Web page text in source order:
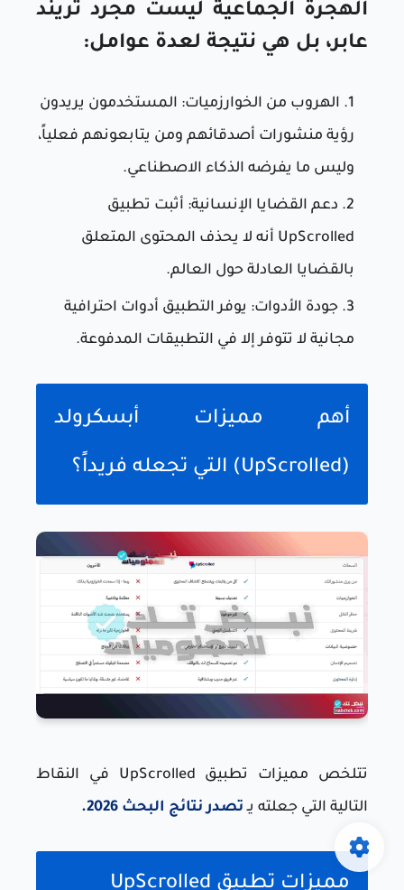
الهجرة الجماعية ليست مجرد تريند
عابر، بل هي نتيجة لعدة عوامل:
الهروب من الخوارزميات: المستخدمون يريدون
رؤية منشورات أصدقائهم ومن يتابعونهم فعلياً،
وليس ما يفرضه الذكاء الاصطناعي.
دعم القضايا الإنسانية: أثبت تطبيق
UpScrolled أنه لا يحذف المحتوى المتعلق
بالقضايا العادلة حول العالم.
جودة الأدوات: يوفر التطبيق أدوات احترافية
مجانية لا تتوفر إلا في التطبيقات المدفوعة.
أهم مميزات أبسكرولد
(UpScrolled) التي تجعله فريداً؟
تتلخص مميزات تطبيق UpScrolled في النقاط
التالية التي جعلته يـ تصدر نتائج البحث 2026.
مميزات تطبيق UpScrolled